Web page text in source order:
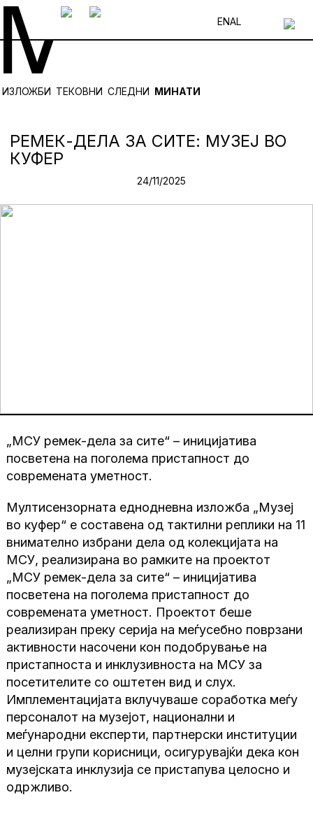
ENAL
ИЗЛОЖБИ ТЕКОВНИ СЛЕДНИ МИНАТИ
РЕМЕК-ДЕЛА ЗА СИТЕ: МУЗЕЈ ВО
КУФЕР
24/11/2025
„МСУ ремек-дела за сите“ – иницијатива
посветена на поголема пристапност до
современата уметност.
Mултисензорната еднодневна изложба „Музеј
во куфер“ e составена од тактилни реплики на 11
внимателно избрани дела од колекцијата на
МСУ, реализирана во рамките на проектот
„МСУ ремек-дела за сите“ – иницијатива
посветена на поголема пристапност до
современата уметност. Проектот беше
реализиран преку серија на меѓусебно поврзани
активности насочени кон подобрување на
пристапноста и инклузивноста на МСУ за
посетителите со оштетен вид и слух.
Имплементацијата вклучуваше соработка меѓу
персоналот на музејот, национални и
меѓународни експерти, партнерски институции
и целни групи корисници, осигурувајќи дека кон
музејската инклузија се пристапува целосно и
одржливо.